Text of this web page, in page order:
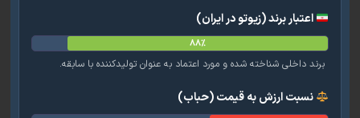
اعتبار برند (زیوتو در ایران)
داخلی شناخته شده و مورد اعتماد به عنوان تولیدکننده با سابقه.
نسبت ارزش به قیمت (حباب)